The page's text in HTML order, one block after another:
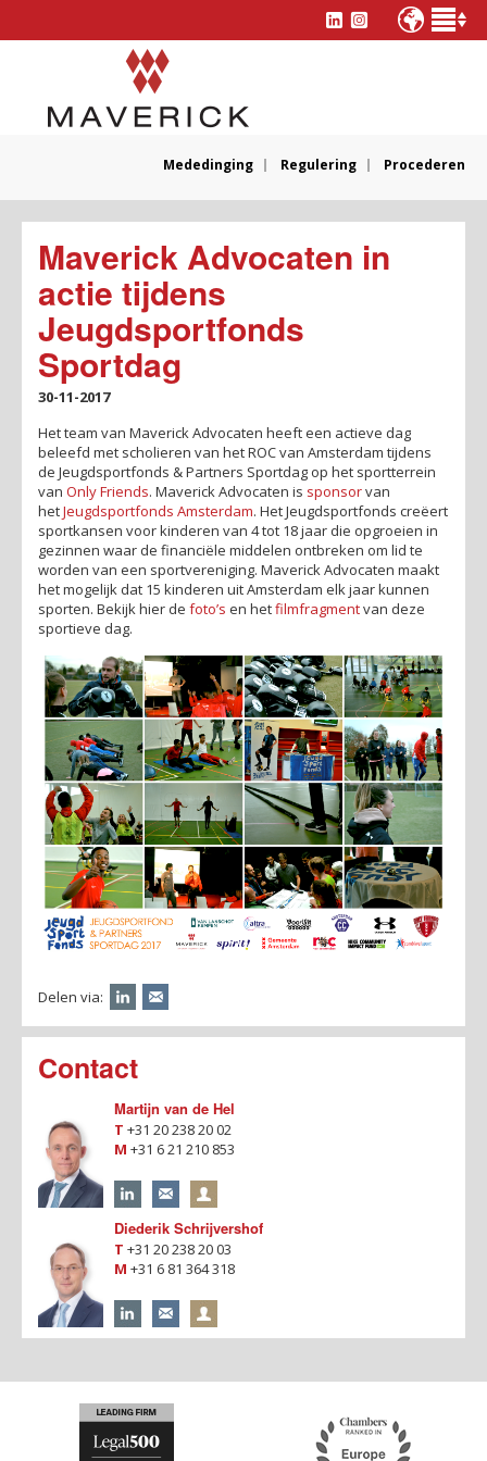
Mededinging Regulering Procederen
Maverick Advocaten in
actie tijdens
Jeugdsportfonds
Sportdag
30-11-2017
Het team van Maverick Advocaten heeft een actieve dag
beleefd met scholieren van het ROC van Amsterdam tijdens
de Jeugdsportfonds & Partners Sportdag op het sportterrein
van Only Friends. Maverick Advocaten is sponsorvan
hetJeugdsportfonds Amsterdam. Het Jeugdsportfonds creëert
sportkansen voor kinderen van 4 tot 18 jaar die opgroeien in
gezinnen waar de financiële middelen ontbreken om lid te
worden van een sportvereniging. Maverick Advocaten maakt
het mogelijk dat 15 kinderen uit Amsterdam elk jaar kunnen
sporten. Bekijk hier de foto’s en hetfilmfragmentvan deze
sportieve dag.
Delen via:
Contact
Martijn van de Hel
T +31 20 238 20 02
M +31 6 21 210 853
Diederik Schrijvershof
T +31 20 238 20 03
M +31 6 81 364 318